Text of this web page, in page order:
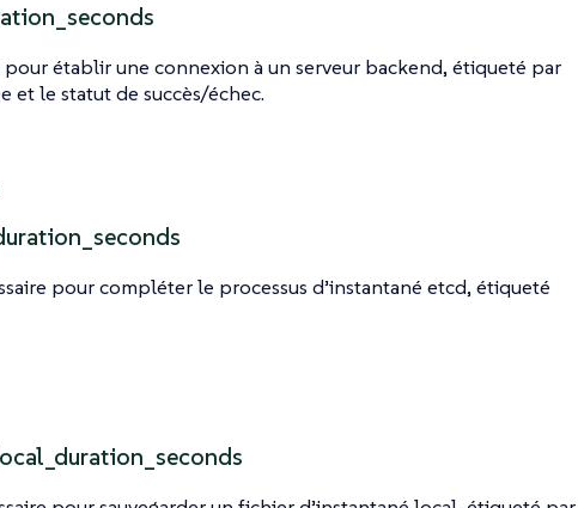
pour établir une connexion à un serveur backend, étiqueté par
et le statut de succès/échec.
pour compléter le processus d’instantané etcd, étiqueté